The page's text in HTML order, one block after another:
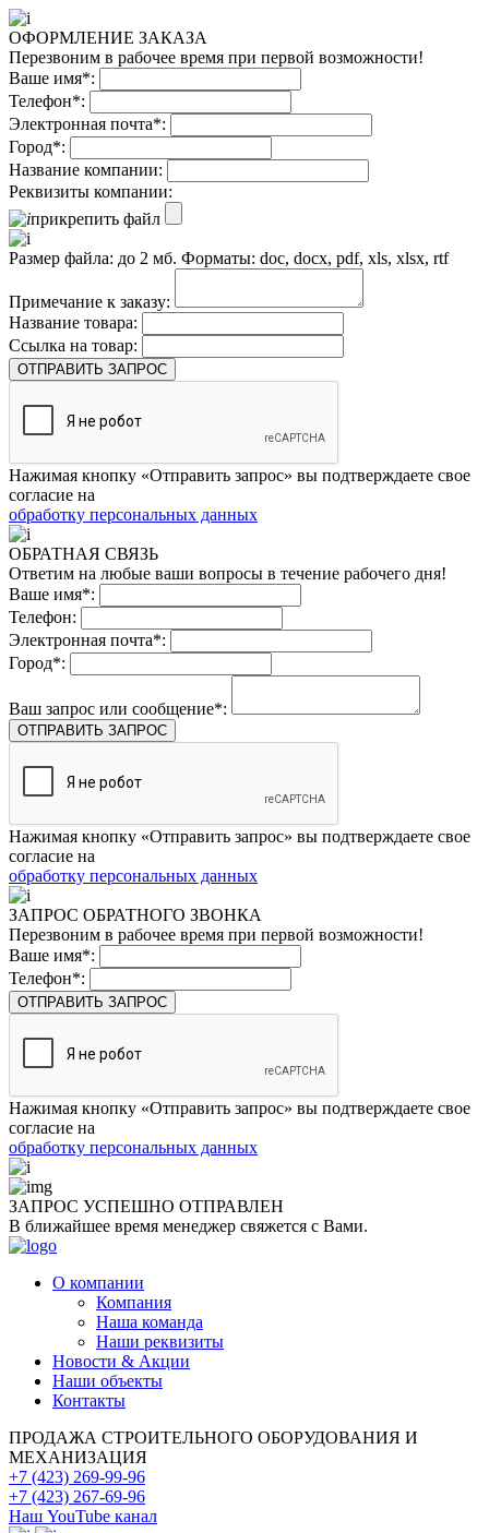
ОФОРМЛЕНИЕ ЗАКАЗА
Перезвоним в рабочее время при первой возможности!
Ваше имя*:
Телефон*:
Электронная почта*:
Город*:
Название компании:
Реквизиты компании:
прикрепить файл
Размер файла: до 2 мб. Форматы: doc, docx, pdf, xls, xlsx, rtf
Примечание к заказу:
Название товара:
Ссылка на товар:
ОТПРАВИТЬ ЗАПРОС
Нажимая кнопку «Отправить запрос» вы подтверждаете свое
согласие на
обработку персональных данных
ОБРАТНАЯ СВЯЗЬ
Ответим на любые ваши вопросы в течение рабочего дня!
Ваше имя*:
Телефон:
Электронная почта*:
Город*:
Ваш запрос или сообщение*:
ОТПРАВИТЬ ЗАПРОС
Нажимая кнопку «Отправить запрос» вы подтверждаете свое
согласие на
обработку персональных данных
ЗАПРОС ОБРАТНОГО ЗВОНКА
Перезвоним в рабочее время при первой возможности!
Ваше имя*:
Телефон*:
ОТПРАВИТЬ ЗАПРОС
Нажимая кнопку «Отправить запрос» вы подтверждаете свое
согласие на
обработку персональных данных
ЗАПРОС УСПЕШНО ОТПРАВЛЕН
В ближайшее время менеджер свяжется с Вами.
О компании
Компания
Наша команда
Наши реквизиты
Новости & Акции
Наши объекты
Контакты
ПРОДАЖА СТРОИТЕЛЬНОГО ОБОРУДОВАНИЯ И
МЕХАНИЗАЦИЯ
+7 (423) 269-99-96
+7 (423) 267-69-96
Наш YouTube канал